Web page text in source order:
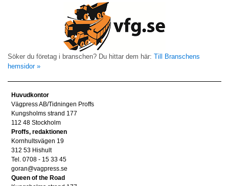
Söker du företag i branschen? Du hittar dem här: Till Branschens
hemsidor »
Huvudkontor
Vägpress AB/Tidningen Proffs
Kungsholms strand 177
112 48 Stockholm
Proffs, redaktionen
Kornhultsvägen 19
312 53 Hishult
Tel. 0708 - 15 33 45
goran@vagpress.se
Queen of the Road